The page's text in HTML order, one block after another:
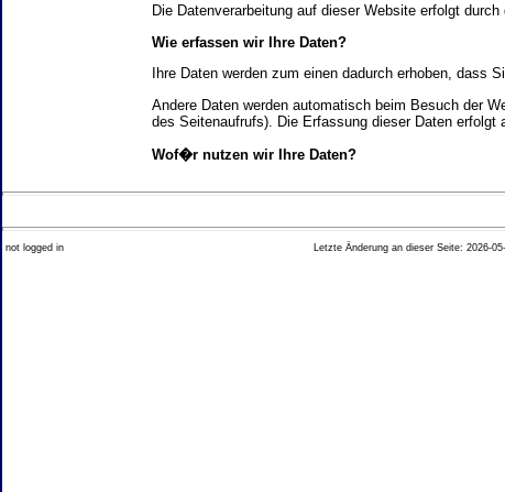
Die Datenverarbeitung auf dieser Website erfolgt
Wie erfassen wir Ihre Daten?
Ihre Daten werden zum einen dadurch erhoben,
Andere Daten werden automatisch beim Besuch der
des Seitenaufrufs). Die Erfassung dieser Daten erfolgt
Wof�r nutzen wir Ihre Daten?
Ein Teil der Daten wird erhoben, um eine fehlerfreie
Welche Rechte haben Sie bez�glich Ihrer Daten?
Sie haben jederzeit das Recht unentgeltlich
not logged in Letzte Änderung an dieser Seite: 2026-